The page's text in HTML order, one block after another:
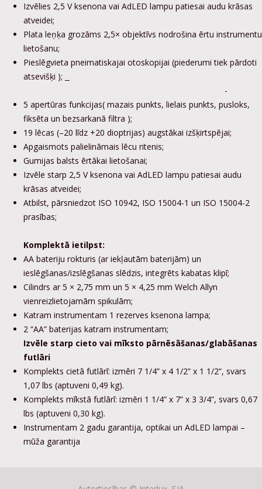
Izvēlies 2,5 V ksenona vai AdLED lampu patiesai audu krāsas
atveidei;
Plata leņķa grozāms 2,5× objektīvs nodrošina ērtu instrumentu
lietošanu;
Pieslēgvieta pneimatiskajai otoskopijai (piederumi tiek pārdoti
atsevišķi );
-
5 apertūras funkcijas( mazais punkts, lielais punkts, pusloks,
fiksēta un bezsarkanā filtra );
19 lēcas (–20 līdz +20 dioptrijas) augstākai izšķirtspējai;
Apgaismots palielināmais lēcu ritenis;
Gumijas balsts ērtākai lietošanai;
Izvēle starp 2,5 V ksenona vai AdLED lampu patiesai audu
krāsas atveidei;
Atbilst, pārsniedzot ISO 10942, ISO 15004-1 un ISO 15004-2
prasības;
Komplektā ietilpst:
AA bateriju rokturis (ar iekļautām baterijām) un
ieslēgšanas/izslēgšanas slēdzis, integrēts kabatas klipī;
Cilindrs ar 5 × 2,75 mm un 5 × 4,25 mm Welch Allyn
vienreizlietojamām spikulām;
Katram instrumentam 1 rezerves ksenona lampa;
2 “AA” baterijas katram instrumentam;
Izvēle starp cieto vai mīksto pārnēsāšanas/glabāšanas
futlāri
Komplekts cietā futlārī: izmēri 7 1/4” x 4 1/2” x 1 1/2”, svars
1,07 lbs (aptuveni 0,49 kg).
Komplekts mīkstā futlārī: izmēri 1 1/4” x 7” x 3 3/4”, svars 0,67
lbs (aptuveni 0,30 kg).
Instrumentam 2 gadu garantija, optikai un AdLED lampai –
mūža garantija